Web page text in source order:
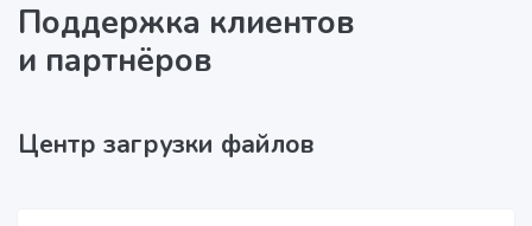
Поддержка клиентов
и партнёров
Центр загрузки файлов